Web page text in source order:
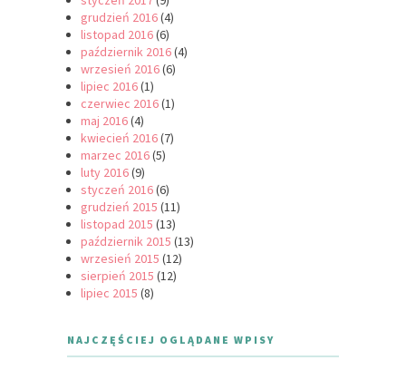
grudzień 2016(4)
listopad 2016(6)
październik 2016(4)
wrzesień 2016(6)
lipiec 2016(1)
czerwiec 2016(1)
maj 2016(4)
kwiecień 2016(7)
marzec 2016(5)
luty 2016(9)
styczeń 2016(6)
grudzień 2015 (11)
listopad 2015 (13)
październik 2015 (13)
wrzesień 2015 (12)
sierpień 2015 (12)
lipiec 2015 (8)
NAJCZĘŚCIEJ OGLĄDANE WPISY